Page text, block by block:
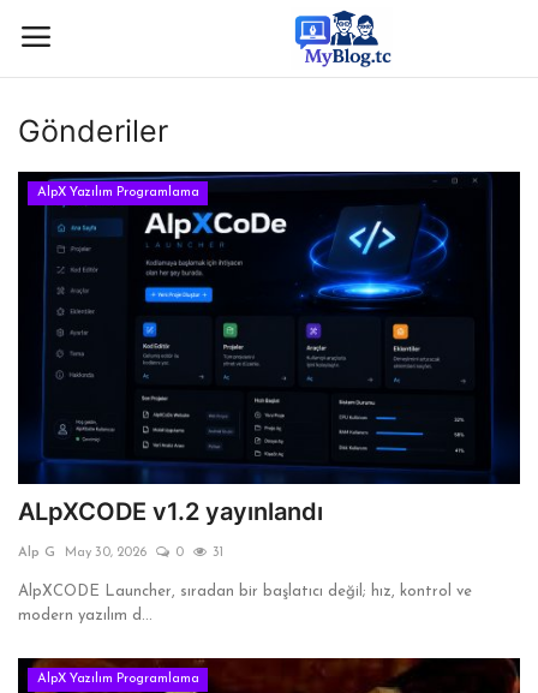
Giriş
Anasayfa
İletişim
BİLİM & TEKNOLOJİ
GÜNDEM-HABER
KAMPÜS
ANKET VE TEST
Gönderiler
AlpX Yazılım Programlama
ALpXCODE v1.2 yayınlandı
Alp G May 30, 2026 0 31
AlpXCODE Launcher, sıradan bir başlatıcı değil; hız, kontrol ve
modern yazılım d...
AlpX Yazılım Programlama